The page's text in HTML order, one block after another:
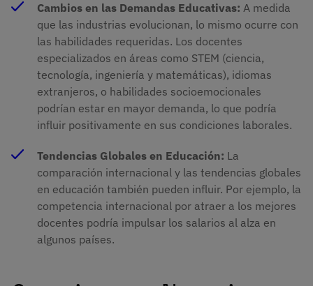
Cambios en las Demandas Educativas: A medida
que las industrias evolucionan, lo mismo ocurre con
las habilidades requeridas. Los docentes
especializados en áreas como STEM (ciencia,
tecnología, ingeniería y matemáticas), idiomas
extranjeros, o habilidades socioemocionales
podrían estar en mayor demanda, lo que podría
influir positivamente en sus condiciones laborales.
Tendencias Globales en Educación: La
comparación internacional y las tendencias globales
en educación también pueden influir. Por ejemplo, la
competencia internacional por atraer a los mejores
docentes podría impulsar los salarios al alza en
algunos países.